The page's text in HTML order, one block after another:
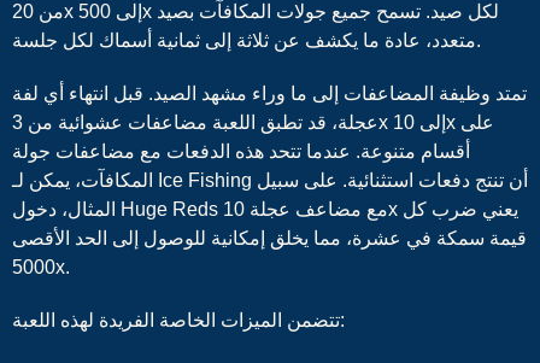
من 20x إلى 500x لكل صيد. تسمح جميع جولات المكافآت بصيد
متعدد، عادة ما يكشف عن ثلاثة إلى ثمانية أسماك لكل جلسة.
تمتد وظيفة المضاعفات إلى ما وراء مشهد الصيد. قبل انتهاء أي لفة
عجلة، قد تطبق اللعبة مضاعفات عشوائية من 3x إلى 10x على
أقسام متنوعة. عندما تتحد هذه الدفعات مع مضاعفات جولة
المكافآت، يمكن لـ Ice Fishing أن تنتج دفعات استثنائية. على سبيل
المثال، دخول Huge Reds مع مضاعف عجلة 10x يعني ضرب كل
قيمة سمكة في عشرة، مما يخلق إمكانية للوصول إلى الحد الأقصى
5000x.
تتضمن الميزات الخاصة الفريدة لهذه اللعبة: